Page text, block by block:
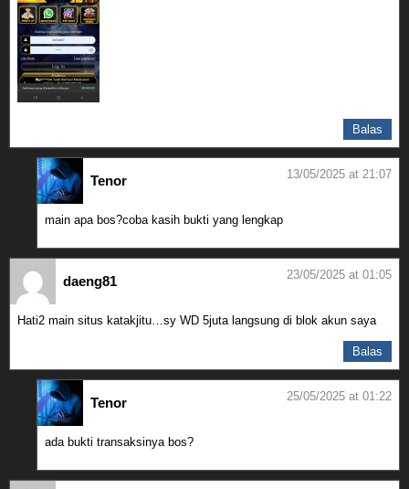
Balas
Tenor 13/05/2025 at 21:07
main apa bos?coba kasih bukti yang lengkap
daeng81 23/05/2025 at 01:05
Hati2 main situs katakjitu…sy WD 5juta langsung di blok akun saya
Balas
Tenor 25/05/2025 at 01:22
ada bukti transaksinya bos?